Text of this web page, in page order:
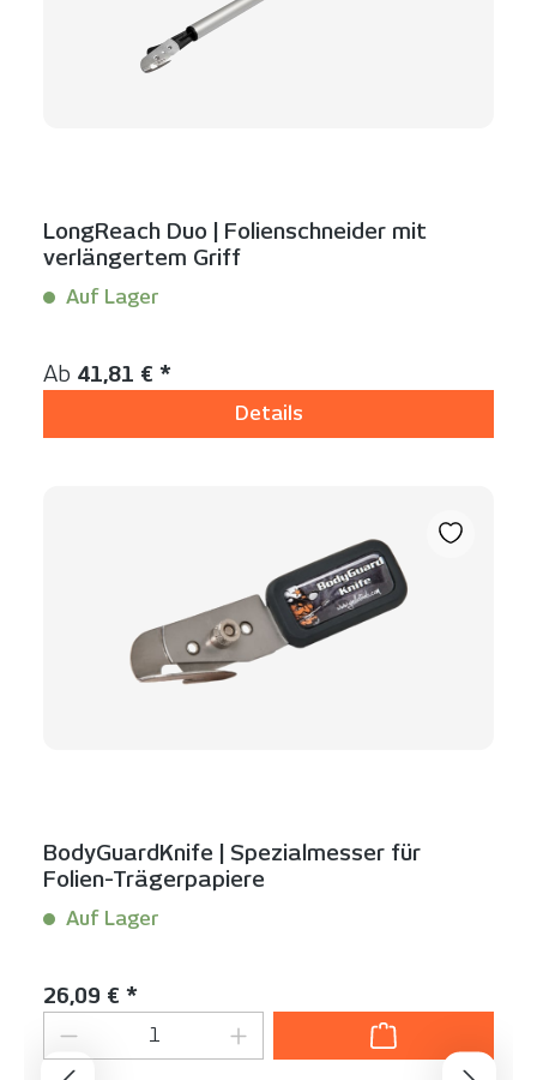
LongReach Duo | Folienschneider mit
verlängertem Griff
Auf Lager
Regulärer Preis:
Ab 41,81 € *
Details
BodyGuardKnife | Spezialmesser für
Folien-Trägerpapiere
Auf Lager
Regulärer Preis:
26,09 € *
Produkt Anzahl: Gib den